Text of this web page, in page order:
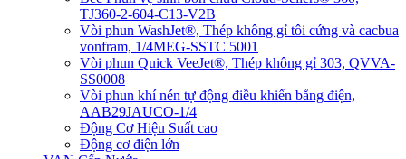
TJ360-2-604-C13-V2B
Vòi phun WashJet®, Thép không gỉ tôi cứng và cacbua
vonfram, 1/4MEG-SSTC 5001
Vòi phun Quick VeeJet®, Thép không gỉ 303, QVVA-
SS0008
Vòi phun khí nén tự động điều khiển bằng điện,
AAB29JAUCO-1/4
Động Cơ Hiệu Suất cao
Động cơ điện lớn